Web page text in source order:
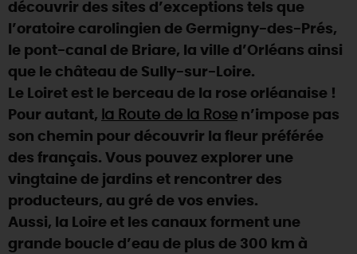
DEMAIN
CE WEEK-END
CETTE SEMAINE
TOUT L'AGENDA
découvrir des sites d’exceptions tels que
l’oratoire carolingien de Germigny-des-Prés,
le pont-canal de Briare, la ville d’Orléans ainsi
que le château de Sully-sur-Loire.
Le Loiret est le berceau de la rose orléanaise !
Pour autant, la Route de la Rose n’impose pas
son chemin pour découvrir la fleur préférée
des français. Vous pouvez explorer une
vingtaine de jardins et rencontrer des
producteurs, au gré de vos envies.
Aussi, la Loire et les canaux forment une
grande boucle d’eau de plus de 300 km à